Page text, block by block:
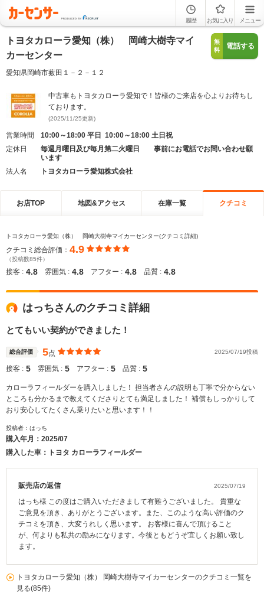
履歴 お気に入り メニュー
トヨタカローラ愛知（株） 岡崎大樹寺マイ
カーセンター
愛知県岡崎市薮田１－２－１２
無
料
電話する
中古車もトヨタカローラ愛知で！皆様のご来店を心よりお待ちし
ております。
(2025/11/25更新)
営業時間
10:00～18:00 平日 10:00～18:00 土日祝
定休日
毎週月曜日及び毎月第二火曜日 事前にお電話でお問い合わせ願
います
法人名
トヨタカローラ愛知株式会社
お店TOP 地図&アクセス 在庫一覧 クチコミ
トヨタカローラ愛知（株） 岡崎大樹寺マイカーセンター(クチコミ詳細)
クチコミ総合評価： 4.9
（投稿数85件）
接客 : 4.8 雰囲気 : 4.8 アフター : 4.8 品質 : 4.8
はっちさんのクチコミ詳細
とてもいい契約ができました！
総合評価 5点 2025/07/19投稿
接客 : 5 雰囲気 : 5 アフター : 5 品質 : 5
カローラフィールダーを購入しました！ 担当者さんの説明も丁寧で分からない
ところも分かるまで教えてくださりとても満足しました！ 補償もしっかりして
おり安心してたくさん乗りたいと思います！！
投稿者：はっち
購入年月： 2025/07
購入した車：トヨタ カローラフィールダー
販売店の返信 2025/07/19
はっち様 この度はご購入いただきまして有難うございました。 貴重な
ご意見を頂き、ありがとうございます。また、このような高い評価のク
チコミを頂き、大変うれしく思います。 お客様に喜んで頂けること
が、何よりも私共の励みになります。今後ともどうぞ宜しくお願い致し
ます。
トヨタカローラ愛知（株） 岡崎大樹寺マイカーセンターのクチコミ一覧を
見る(85件)